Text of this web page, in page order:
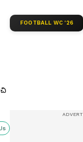
FOOTBALL WC '26